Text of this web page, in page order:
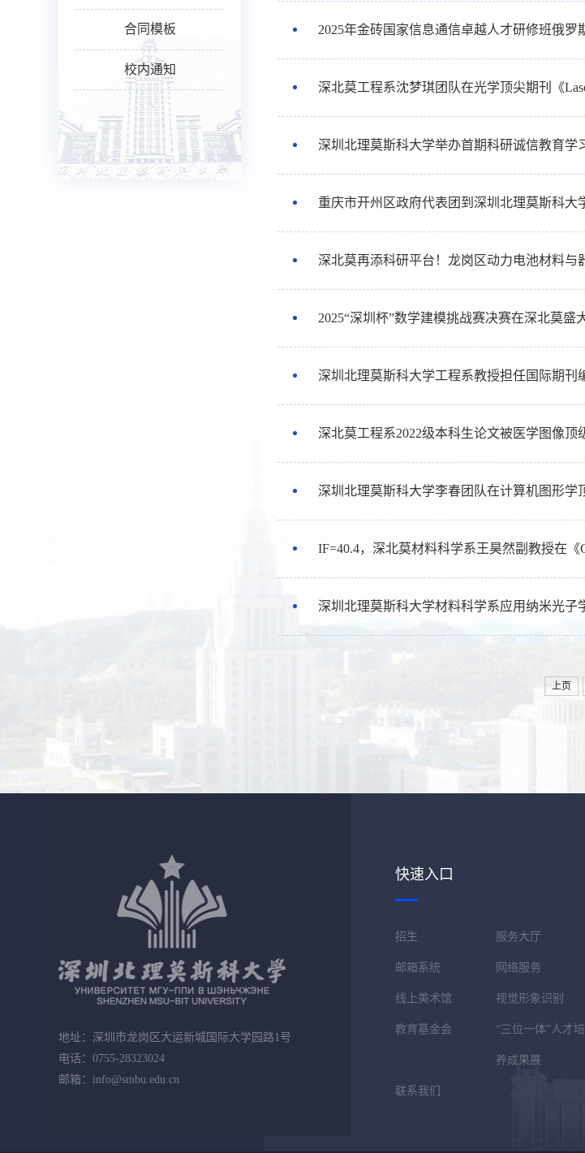
合同模板
校内通知
2025年金砖国家信息通信卓越人才研修班俄
深北莫工程系沈梦琪团队在光学顶尖期刊《
深圳北理莫斯科大学举办首期科研诚信教育学
重庆市开州区政府代表团到深圳北理莫斯科大
深北莫再添科研平台！龙岗区动力电池材料与
2025“深圳杯”数学建模挑战赛决赛在深北莫盛
深圳北理莫斯科大学工程系教授担任国际期刊
深北莫工程系2022级本科生论文被医学图像顶
深圳北理莫斯科大学李春团队在计算机图形学
IF=40.4，深北莫材料科学系王昊然副教授在《
深圳北理莫斯科大学材料科学系应用纳米光子
上页
地址：深圳市龙岗区大运新城国际大学园路1号
电话：0755-28323024
邮箱：info@smbu.edu.cn
快速入口
招生 服务大厅
邮箱系统 网络服务
线上美术馆 视觉形象识别
教育基金会 “三位一体”人才培
养成果展
联系我们